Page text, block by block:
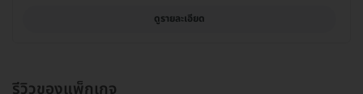
ดูรายละเอียด
รีวิวของแพ็กเกจ